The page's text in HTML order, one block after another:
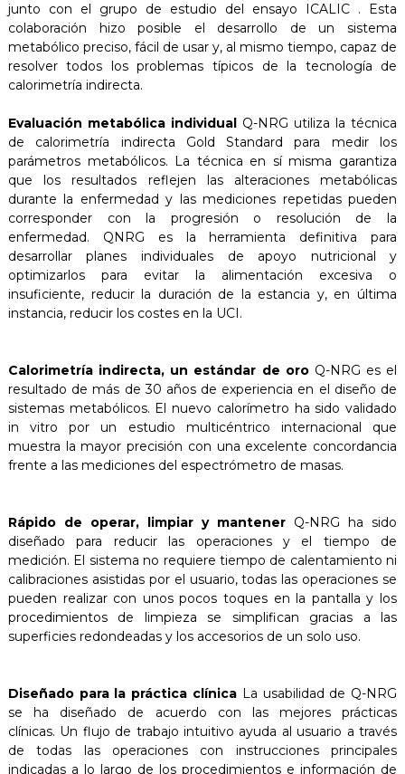
junto con el grupo de estudio del ensayo ICALIC . Esta
colaboración hizo posible el desarrollo de un sistema
metabólico preciso, fácil de usar y, al mismo tiempo, capaz de
resolver todos los problemas típicos de la tecnología de
calorimetría indirecta.
Evaluación metabólica individualQ-NRG utiliza la técnica
de calorimetría indirecta Gold Standard para medir los
parámetros metabólicos. La técnica en sí misma garantiza
que los resultados reflejen las alteraciones metabólicas
durante la enfermedad y las mediciones repetidas pueden
corresponder con la progresión o resolución de la
enfermedad. QNRG es la herramienta definitiva para
desarrollar planes individuales de apoyo nutricional y
optimizarlos para evitar la alimentación excesiva o
insuficiente, reducir la duración de la estancia y, en última
instancia, reducir los costes en la UCI.
Calorimetría indirecta, un estándar de oroQ-NRG es el
resultado de más de 30 años de experiencia en el diseño de
sistemas metabólicos. El nuevo calorímetro ha sido validado
in vitro por un estudio multicéntrico internacional que
muestra la mayor precisión con una excelente concordancia
frente a las mediciones del espectrómetro de masas.
Rápido de operar, limpiar y mantener Q-NRG ha sido
diseñado para reducir las operaciones y el tiempo de
medición. El sistema no requiere tiempo de calentamiento ni
calibraciones asistidas por el usuario, todas las operaciones se
pueden realizar con unos pocos toques en la pantalla y los
procedimientos de limpieza se simplifican gracias a las
superficies redondeadas y los accesorios de un solo uso.
Diseñado para la práctica clínica La usabilidad de Q-NRG
se ha diseñado de acuerdo con las mejores prácticas
clínicas. Un flujo de trabajo intuitivo ayuda al usuario a través
de todas las operaciones con instrucciones principales
indicadas a lo largo de los procedimientos e información de